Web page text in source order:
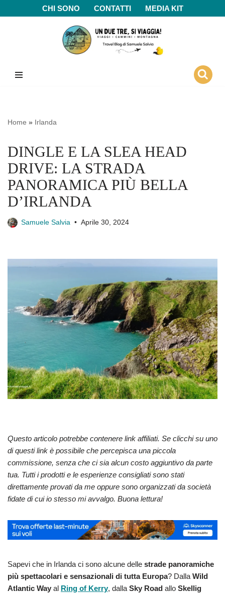
CHI SONO CONTATTI MEDIA KIT
Home » Irlanda
DINGLE E LA SLEA HEAD
DRIVE: LA STRADA
PANORAMICA PIÙ BELLA
D’IRLANDA
Samuele Salvia Aprile 30, 2024
Questo articolo potrebbe contenere link affiliati. Se clicchi su uno
di questi link è possibile che percepisca una piccola
commissione, senza che ci sia alcun costo aggiuntivo da parte
tua. Tutti i prodotti e le esperienze consigliati sono stati
direttamente provati da me oppure sono organizzati da società
fidate di cui io stesso mi avvalgo. Buona lettura!
Sapevi che in Irlanda ci sono alcune delle strade panoramiche
più spettacolari e sensazionali di tutta Europa? Dalla Wild
Atlantic Way al Ring of Kerry, dalla Sky Road allo Skellig